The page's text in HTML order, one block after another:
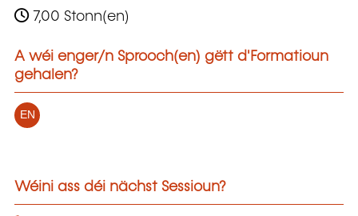
7,00 Stonn(en)
A wéi enger/n Sprooch(en) gëtt d'Formatioun
gehalen?
EN
Wéini ass déi nächst Sessioun?